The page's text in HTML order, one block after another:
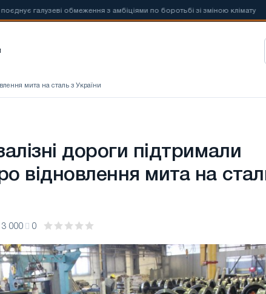
галузеві обмеження з амбіціями по боротьбі зі зміною клімату
мита на сталь з України
дороги підтримали
відновлення мита на
3 000 0